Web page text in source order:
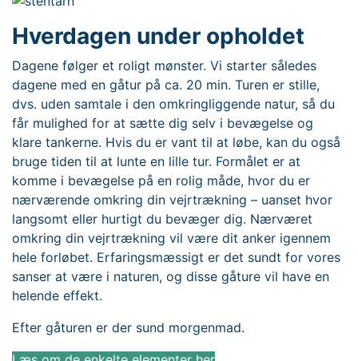
Hverdagen under opholdet
Dagene følger et roligt mønster. Vi starter således
dagene med en gåtur på ca. 20 min. Turen er stille,
dvs. uden samtale i den omkringliggende natur, så du
får mulighed for at sætte dig selv i bevægelse og
klare tankerne. Hvis du er vant til at løbe, kan du også
bruge tiden til at lunte en lille tur. Formålet er at
komme i bevægelse på en rolig måde, hvor du er
nærværende omkring din vejrtrækning – uanset hvor
langsomt eller hurtigt du bevæger dig. Nærværet
omkring din vejrtrækning vil være dit anker igennem
hele forløbet. Erfaringsmæssigt er det sundt for vores
sanser at være i naturen, og disse gåture vil have en
helende effekt.
​Efter gåturen er der sund morgenmad.